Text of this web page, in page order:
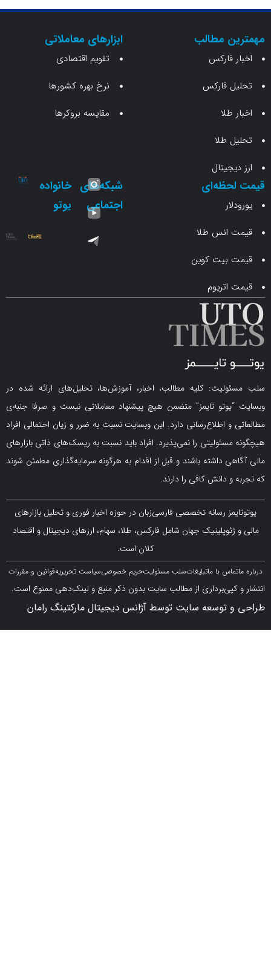
مطالب
فارکس
فارکس
ابزارهای معاملاتی
تقویم اقتصادی
نرخ بهره کشورها
مقایسه بروکرها
انس طلا
بیت کوین
شبکه‌های خانواده
یوتو
کلیه مطالب، اخبار، آموزش‌ها، تحلیل‌های ارائه شده در
تایمز” متضمن هیچ پیشنهاد معاملاتی نیست و صرفا جنبه‌ی
اطلاع‌رسانی دارد. این وبسایت نسبت به ضرر و زیان احتمالی افراد
را نمی‌پذیرد. افراد باید نسبت به ریسک‌های ذاتی بازارهای
داشته باشند و قبل از اقدام به هرگونه سرمایه‌گذاری مطمئن شوند
دانش کافی را دارند.
رسانه تخصصی فارسی‌زبان در حوزه اخبار فوری و تحلیل بازارهای
جهان شامل فارکس، طلا، سهام، ارزهای دیجیتال و اقتصاد
با ما تبلیغاتسلب مسئولیتحریم خصوصیسیاست تحریریهقوانین و مقررات
از مطالب سایت بدون ذکر منبع و لینک‌دهی ممنوع است.
سایت توسط آژانس دیجیتال مارکتینگ رامان